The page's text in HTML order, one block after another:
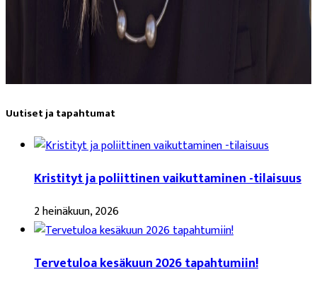
Uutiset ja tapahtumat
Kristityt ja poliittinen vaikuttaminen -tilaisuus
2 heinäkuun, 2026
Tervetuloa kesäkuun 2026 tapahtumiin!